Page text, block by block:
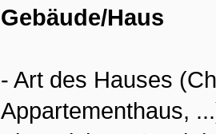
Gebäude/Haus
- Art des Hauses
Appartementhaus,